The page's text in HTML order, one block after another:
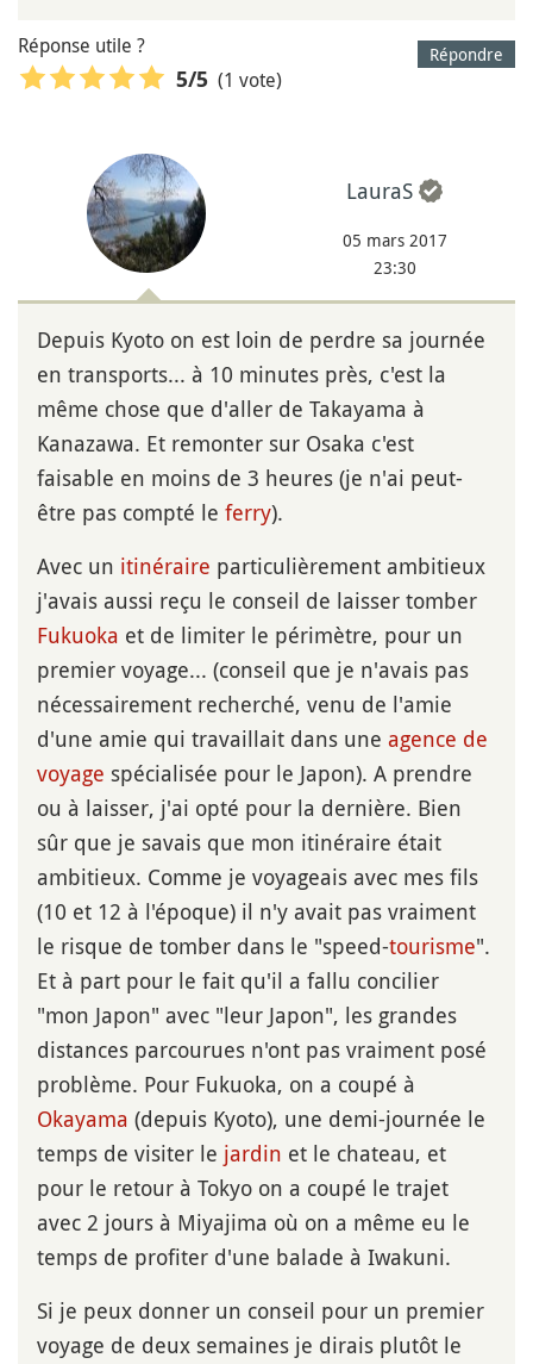
Répondre
Réponse utile ?
5/5 (1 vote)
LauraS
05 mars 2017
23:30
Depuis Kyoto on est loin de perdre sa journée
en transports... à 10 minutes près, c'est la
même chose que d'aller de Takayama à
Kanazawa. Et remonter sur Osaka c'est
faisable en moins de 3 heures (je n'ai peut-
être pas compté le ferry).
Avec un itinéraire particulièrement ambitieux
j'avais aussi reçu le conseil de laisser tomber
Fukuoka et de limiter le périmètre, pour un
premier voyage... (conseil que je n'avais pas
nécessairement recherché, venu de l'amie
d'une amie qui travaillait dans une agence de
voyage spécialisée pour le Japon). A prendre
ou à laisser, j'ai opté pour la dernière. Bien
sûr que je savais que mon itinéraire était
ambitieux. Comme je voyageais avec mes fils
(10 et 12 à l'époque) il n'y avait pas vraiment
le risque de tomber dans le "speed-tourisme".
Et à part pour le fait qu'il a fallu concilier
"mon Japon" avec "leur Japon", les grandes
distances parcourues n'ont pas vraiment posé
problème. Pour Fukuoka, on a coupé à
Okayama (depuis Kyoto), une demi-journée le
temps de visiter le jardin et le chateau, et
pour le retour à Tokyo on a coupé le trajet
avec 2 jours à Miyajima où on a même eu le
temps de profiter d'une balade à Iwakuni.
Si je peux donner un conseil pour un premier
voyage de deux semaines je dirais plutôt le